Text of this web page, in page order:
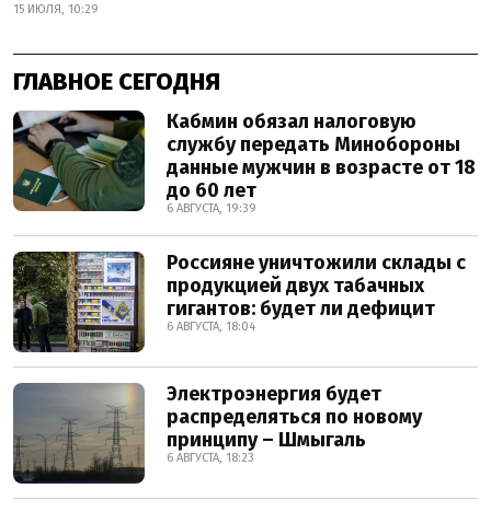
15 ИЮЛЯ, 10:29
ГЛАВНОЕ СЕГОДНЯ
Кабмин обязал налоговую
службу передать Минобороны
данные мужчин в возрасте от 18
до 60 лет
6 АВГУСТА, 19:39
Россияне уничтожили склады с
продукцией двух табачных
гигантов: будет ли дефицит
6 АВГУСТА, 18:04
Электроэнергия будет
распределяться по новому
принципу – Шмыгаль
6 АВГУСТА, 18:23